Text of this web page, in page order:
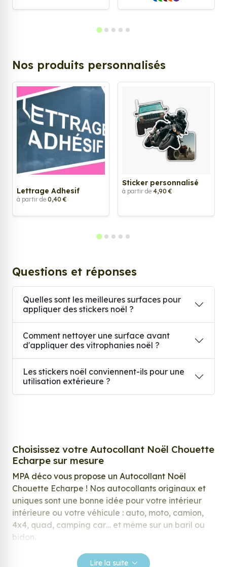
Nos produits personnalisés
Lettrage Adhesif
à partir de 0,40 €
Sticker personnalisé
à partir de 4,90 €
Questions et réponses
Quelles sont les meilleures surfaces pour
appliquer des stickers noël ?
Comment nettoyer une surface avant
d'appliquer des vitrophanies noël ?
Les stickers noël conviennent-ils pour une
utilisation extérieure ?
Choisissez votre Autocollant Noël Chouette
Echarpe sur mesure
MPA déco vous propose un Autocollant Noël
Chouette Echarpe ! Nos autocollants originaux et
uniques sont une bonne idée pour votre intérieur
intérieure ou votre véhicule : auto, moto, camion,
4x4, quad, camping car… et même sur un baril ou
bidon.
Nos stickers sont spécialement conçus pour
Lire la suite